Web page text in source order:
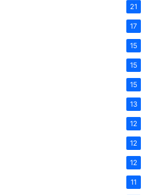
21
17
15
15
15
13
12
12
12
11